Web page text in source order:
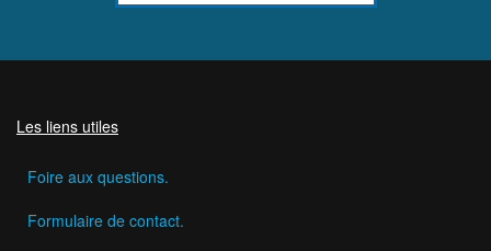
Les liens utiles
Foire aux questions.
Formulaire de contact.